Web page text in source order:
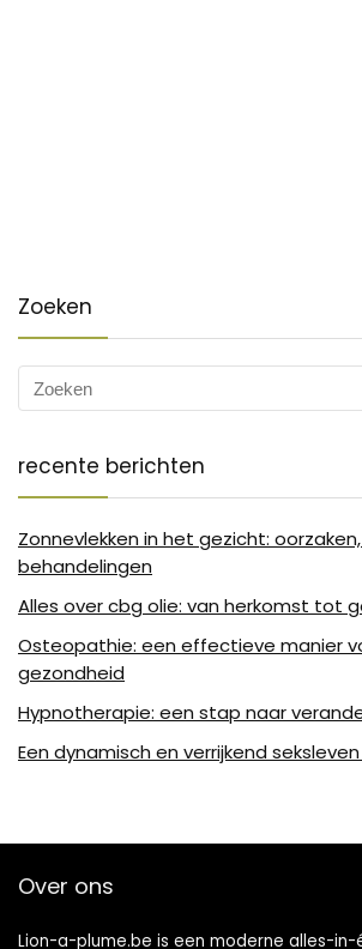
Zoeken
recente berichten
Zonnevlekken in het gezicht:
behandelingen
Alles over cbg olie: van herkomst tot
Osteopathie: een effectieve manier
gezondheid
Hypnotherapie: een stap naar
Een dynamisch en verrijkend
Over ons
Lion-a-plume.be is een moderne alles-in-